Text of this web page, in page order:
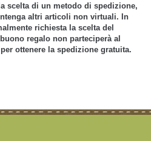
scelta di un metodo di spedizione,
altri articoli non virtuali. In
richiesta la scelta del
regalo non parteciperà al
ottenere la spedizione gratuita.